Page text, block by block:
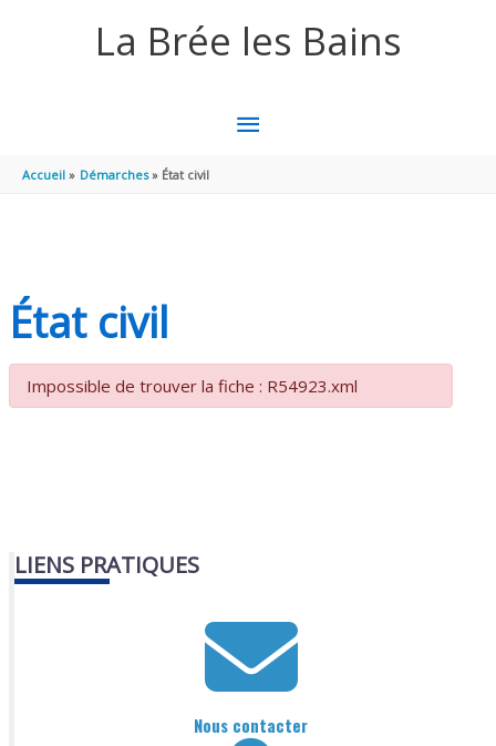
La Brée les Bains
MENU
Accueil Démarches État civil
État civil
Impossible de trouver la fiche : R54923.xml
LIENS PRATIQUES
Nous contacter